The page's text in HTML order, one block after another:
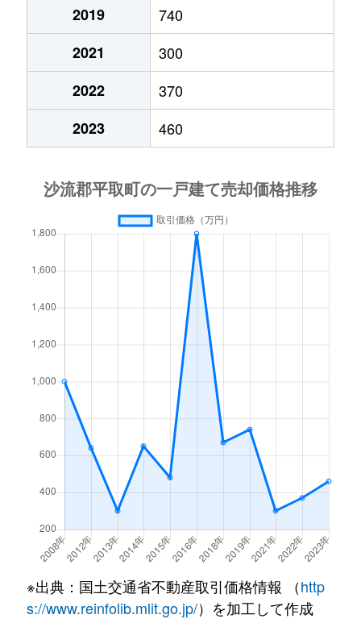
2019
740
2021
300
2022
370
2023
460
※出典：国土交通省不動産取引価格情報 （http
s://www.reinfolib.mlit.go.jp/）を加工して作成